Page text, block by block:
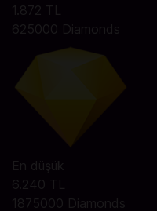
1.872 TL
625000 Diamonds
En düşük
6.240 TL
1875000 Diamonds